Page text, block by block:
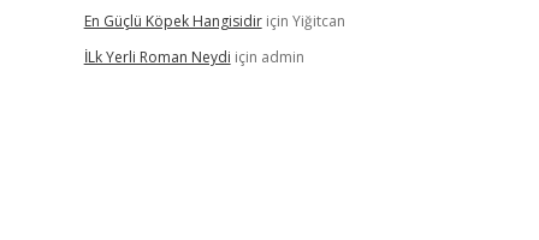
En Güçlü Köpek Hangisidiriçin Yiğitcan
İLk Yerli Roman Neydi için admin